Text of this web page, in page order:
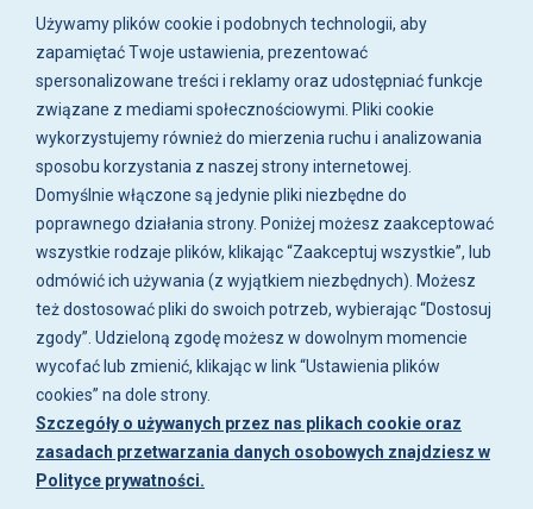
04-761 Warszawa
Biuro i sklep są czynne:
pn-pt w godz. 8:00 - 16:00.
O firmie
Zakupy
Moje konto
Artykuły i galeria
Używamy plików cookie i podobnych technologii, aby
zapamiętać Twoje ustawienia, prezentować
spersonalizowane treści i reklamy oraz udostępniać funkcje
związane z mediami społecznościowymi. Pliki cookie
wykorzystujemy również do mierzenia ruchu i analizowania
sposobu korzystania z naszej strony internetowej.
Domyślnie włączone są jedynie pliki niezbędne do
poprawnego działania strony. Poniżej możesz zaakceptować
wszystkie rodzaje plików, klikając “Zaakceptuj wszystkie”, lub
odmówić ich używania (z wyjątkiem niezbędnych). Możesz
też dostosować pliki do swoich potrzeb, wybierając “Dostosuj
zgody”. Udzieloną zgodę możesz w dowolnym momencie
wycofać lub zmienić, klikając w link “Ustawienia plików
cookies” na dole strony.
Szczegóły o używanych przez nas plikach cookie oraz
zasadach przetwarzania danych osobowych znajdziesz w
Polityce prywatności.